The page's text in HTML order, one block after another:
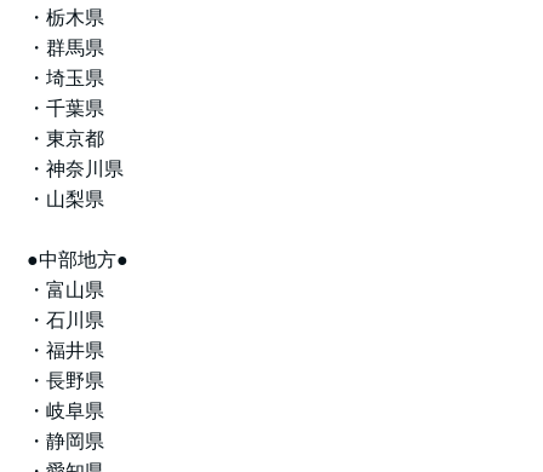
・栃木県
・群馬県
・埼玉県
・千葉県
・東京都
・神奈川県
・山梨県
●中部地方●
・富山県
・石川県
・福井県
・長野県
・岐阜県
・静岡県